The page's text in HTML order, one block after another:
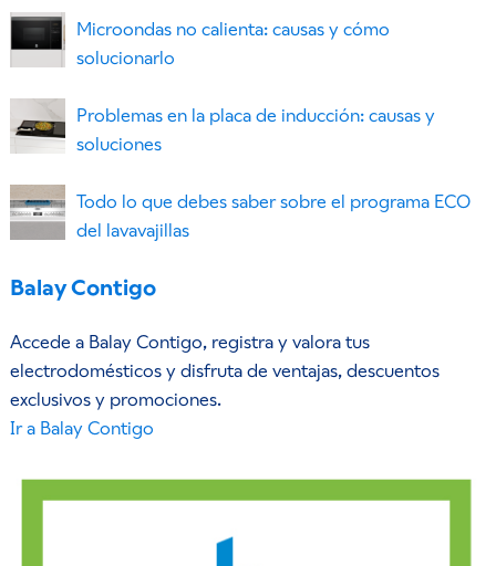
Microondas no calienta: causas y cómo
solucionarlo
Problemas en la placa de inducción: causas y
soluciones
Todo lo que debes saber sobre el programa ECO
del lavavajillas
Balay Contigo
Accede a Balay Contigo, registra y valora tus
electrodomésticos y disfruta de ventajas, descuentos
exclusivos y promociones.
Ir a Balay Contigo